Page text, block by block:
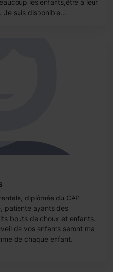
les enfants,être à leur
Je suis disponible...
diplômée du CAP
patiente ayants des
bouts de choux et enfants.
de vos enfants seront ma
de chaque enfant.